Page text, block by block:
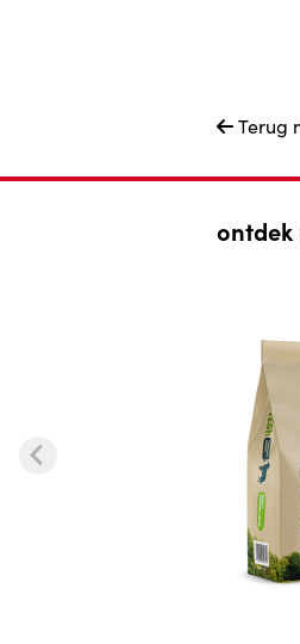
 Terug
ontdek